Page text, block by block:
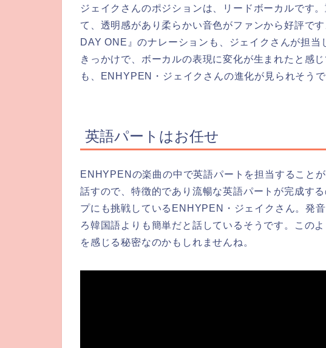
ジェイクさんのポジションは、リードボーカルです
て、透明感があり柔らかい音色がファンから好評で
DAY ONE』のナレーションも、ジェイクさんが担
きっかけで、ボーカルの表現に変化が生まれたと感
も、ENHYPEN・ジェイクさんの進化が見られそうで
英語パートはお任せ
ENHYPENの楽曲の中で英語パートを担当すること
話すので、特徴的であり流暢な英語パートが完成す
プにも挑戦しているENHYPEN・ジェイクさん。発
ろ韓国語よりも簡単だと話しているそうです。この
を感じる秘密なのかもしれませんね。